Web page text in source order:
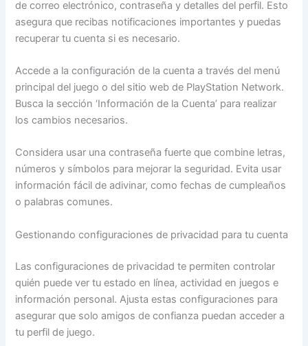
de correo electrónico, contraseña y detalles del perfil. Esto
asegura que recibas notificaciones importantes y puedas
recuperar tu cuenta si es necesario.
Accede a la configuración de la cuenta a través del menú
principal del juego o del sitio web de PlayStation Network.
Busca la sección ‘Información de la Cuenta’ para realizar
los cambios necesarios.
Considera usar una contraseña fuerte que combine letras,
números y símbolos para mejorar la seguridad. Evita usar
información fácil de adivinar, como fechas de cumpleaños
o palabras comunes.
Gestionando configuraciones de privacidad para tu cuenta
Las configuraciones de privacidad te permiten controlar
quién puede ver tu estado en línea, actividad en juegos e
información personal. Ajusta estas configuraciones para
asegurar que solo amigos de confianza puedan acceder a
tu perfil de juego.